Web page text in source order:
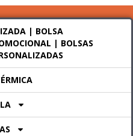
| BOLSA
| BOLSAS